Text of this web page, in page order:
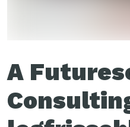
A